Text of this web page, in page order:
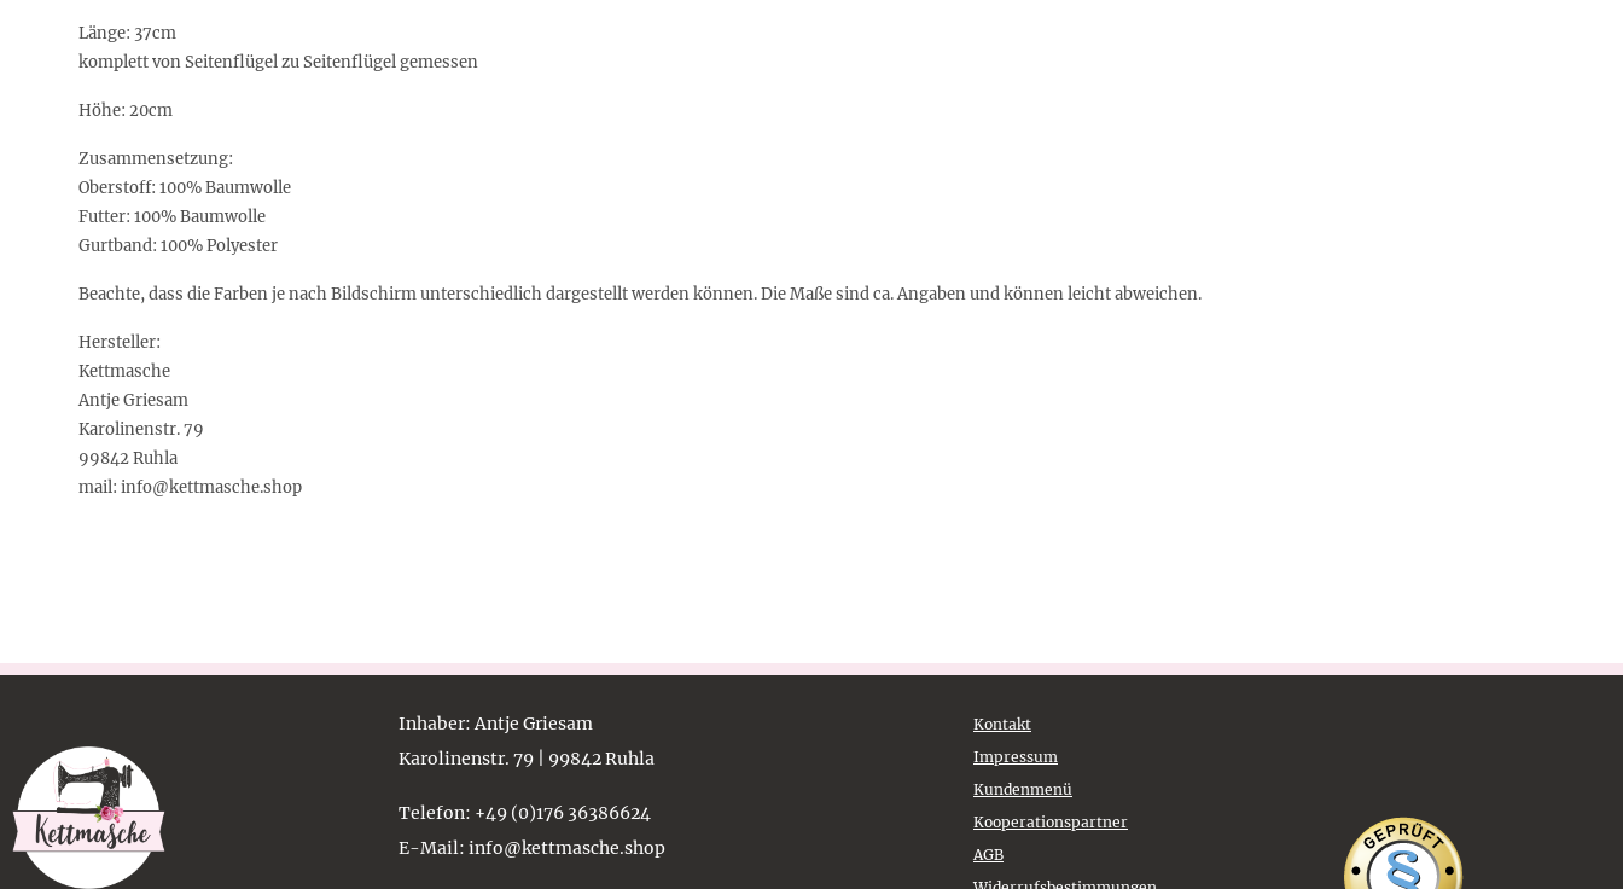
Länge: 37cm
komplett von Seitenflügel zu Seitenflügel gemessen
Höhe: 20cm
Zusammensetzung:
Oberstoff: 100% Baumwolle
Futter: 100% Baumwolle
Gurtband: 100% Polyester
Beachte, dass die Farben je nach Bildschirm unterschiedlich dargestellt werden können. Die Maße sind ca. Angaben und können leicht abweichen.
Hersteller:
Kettmasche
Antje Griesam
Karolinenstr. 79
99842 Ruhla
mail: info@kettmasche.shop
Inhaber: Antje Griesam
Karolinenstr. 79 | 99842 Ruhla
Telefon: +49 (0)176 36386624
E-Mail: info@kettmasche.shop
Kontakt
Impressum
Kundenmenü
Kooperationspartner
AGB